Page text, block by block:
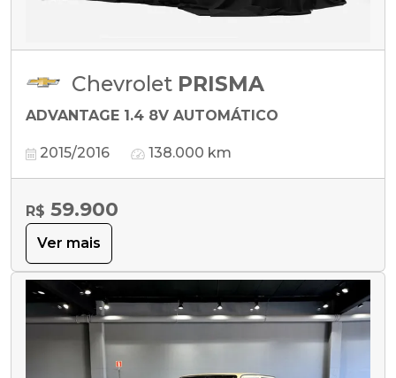
Chevrolet PRISMA
ADVANTAGE 1.4 8V AUTOMÁTICO
2015/2016 138.000 km
R$ 59.900
Ver mais